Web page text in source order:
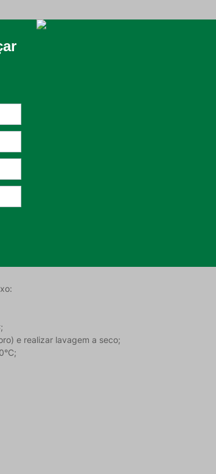
a decoração de salas e quartos com
sendo perfeita para ser usada sobre
macio e confortável, ideal para aqueles
peça, tornando-a um item versátil que combina
e alta durabilidade;
com a pele;
do ambiente sempre impecável.
e realizar lavagem a seco;